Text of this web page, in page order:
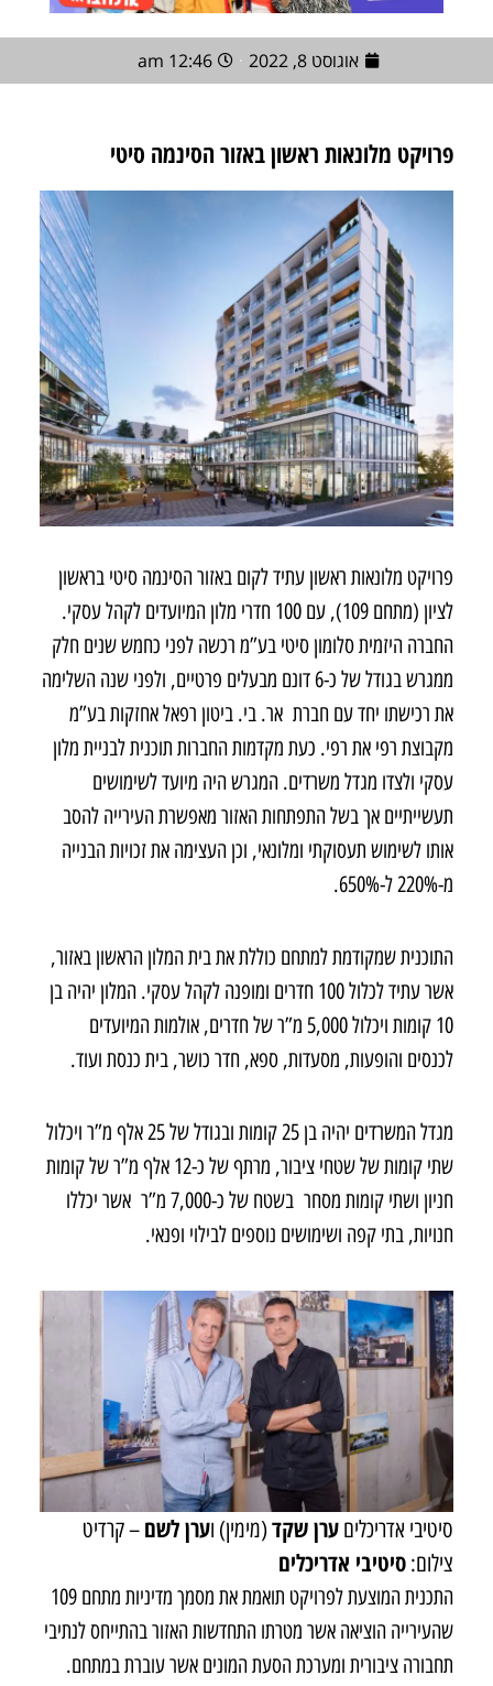
אוגוסט 8, 2022 12:46 am
פרויקט מלונאות ראשון באזור הסינמה סיטי
פרויקט מלונאות ראשון עתיד לקום באזור הסינמה סיטי בראשון
לציון (מתחם 109), עם 100 חדרי מלון המיועדים לקהל עסקי.
החברה היזמית סלומון סיטי בע”מ רכשה לפני כחמש שנים חלק
ממגרש בגודל של כ-6 דונם מבעלים פרטיים, ולפני שנה השלימה
את רכישתו יחד עם חברת אר. בי. ביטון רפאל אחזקות בע”מ
מקבוצת רפי את רפי. כעת מקדמות החברות תוכנית לבניית מלון
עסקי ולצדו מגדל משרדים. המגרש היה מיועד לשימושים
תעשייתיים אך בשל התפתחות האזור מאפשרת העירייה להסב
אותו לשימוש תעסוקתי ומלונאי, וכן העצימה את זכויות הבנייה
מ-220% ל-650%.
התוכנית שמקודמת למתחם כוללת את בית המלון הראשון באזור,
אשר עתיד לכלול 100 חדרים ומופנה לקהל עסקי. המלון יהיה בן
10 קומות ויכלול 5,000 מ”ר של חדרים, אולמות המיועדים
לכנסים והופעות, מסעדות, ספא, חדר כושר, בית כנסת ועוד.
מגדל המשרדים יהיה בן 25 קומות ובגודל של 25 אלף מ”ר ויכלול
שתי קומות של שטחי ציבור, מרתף של כ-12 אלף מ”ר של קומות
חניון ושתי קומות מסחר בשטח של כ-7,000 מ”ר אשר יכללו
חנויות, בתי קפה ושימושים נוספים לבילוי ופנאי.
סיטיבי אדריכלים ערן שקד(מימין) וערן לשם – קרדיט
צילום: סיטיבי אדריכלים
התכנית המוצעת לפרויקט תואמת את מסמך מדיניות מתחם 109
שהעירייה הוציאה אשר מטרתו התחדשות האזור בהתייחס לנתיבי
תחבורה ציבורית ומערכת הסעת המונים אשר עוברת במתחם.